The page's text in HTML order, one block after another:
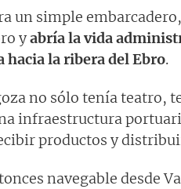
un simple
yabría la vida
hacia la ribera del Ebro.
no sólo tenía teatro,
infraestructura
productos y
navegable desde